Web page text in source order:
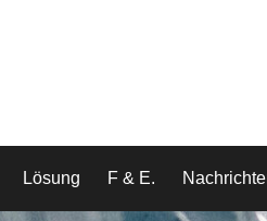
Lösung F & E.